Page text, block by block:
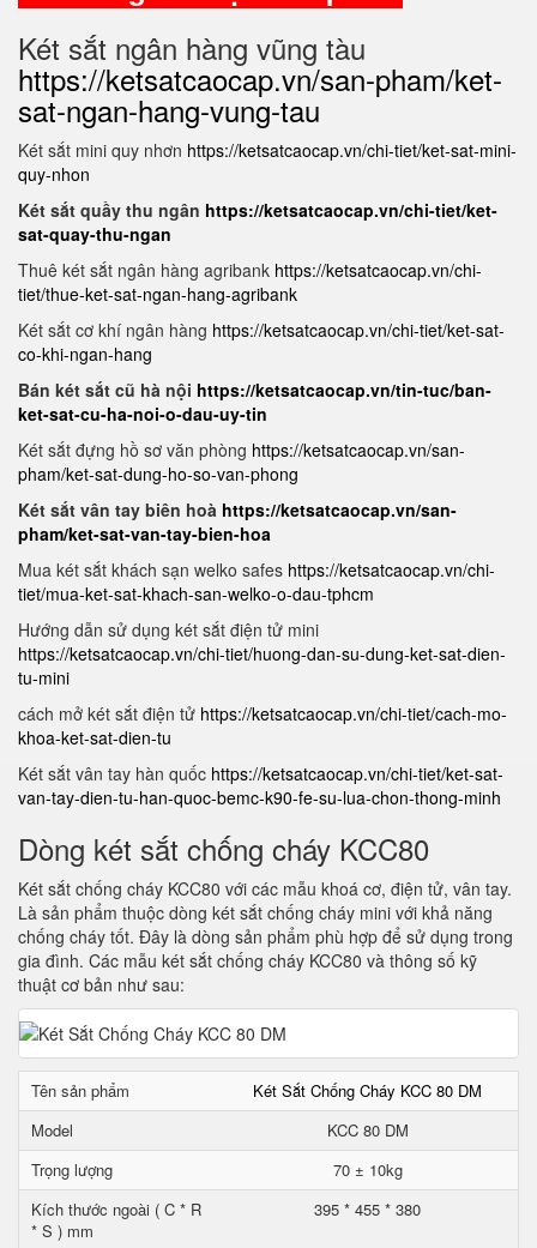
Két sắt ngân hàng vũng tàu
https://ketsatcaocap.vn/san-pham/ket-
sat-ngan-hang-vung-tau
Két sắt mini quy nhơn https://ketsatcaocap.vn/chi-tiet/ket-sat-mini-
quy-nhon
Két sắt quầy thu ngân https://ketsatcaocap.vn/chi-tiet/ket-
sat-quay-thu-ngan
Thuê két sắt ngân hàng agribank https://ketsatcaocap.vn/chi-
tiet/thue-ket-sat-ngan-hang-agribank
Két sắt cơ khí ngân hàng https://ketsatcaocap.vn/chi-tiet/ket-sat-
co-khi-ngan-hang
Bán két sắt cũ hà nội https://ketsatcaocap.vn/tin-tuc/ban-
ket-sat-cu-ha-noi-o-dau-uy-tin
Két sắt đựng hồ sơ văn phòng https://ketsatcaocap.vn/san-
pham/ket-sat-dung-ho-so-van-phong
Két sắt vân tay biên hoà https://ketsatcaocap.vn/san-
pham/ket-sat-van-tay-bien-hoa
Mua két sắt khách sạn welko safes https://ketsatcaocap.vn/chi-
tiet/mua-ket-sat-khach-san-welko-o-dau-tphcm
Hướng dẫn sử dụng két sắt điện tử mini
https://ketsatcaocap.vn/chi-tiet/huong-dan-su-dung-ket-sat-dien-
tu-mini
cách mở két sắt điện tử https://ketsatcaocap.vn/chi-tiet/cach-mo-
khoa-ket-sat-dien-tu
Két sắt vân tay hàn quốc https://ketsatcaocap.vn/chi-tiet/ket-sat-
van-tay-dien-tu-han-quoc-bemc-k90-fe-su-lua-chon-thong-minh
Dòng két sắt chống cháy KCC80
Két sắt chống cháy KCC80 với các mẫu khoá cơ, điện tử, vân tay.
Là sản phẩm thuộc dòng két sắt chống cháy mini với khả năng
chống cháy tốt. Đây là dòng sản phẩm phù hợp để sử dụng trong
gia đình. Các mẫu két sắt chống cháy KCC80 và thông số kỹ
thuật cơ bản như sau:
Tên sản phẩm
Két Sắt Chống Cháy KCC 80 DM
Model
KCC 80 DM
Trọng lượng
70 ± 10kg
Kích thước ngoài ( C * R
* S ) mm
395 * 455 * 380